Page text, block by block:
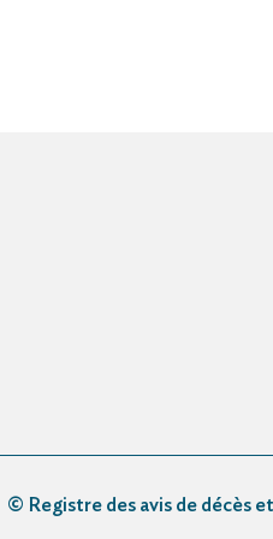
© Registre des avis de décès